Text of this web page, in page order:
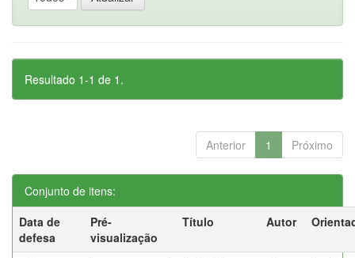
Resultado 1-1 de 1.
Anterior 1 Próximo
Conjunto de itens:
Data de
defesa
Pré-
visualização
Título Autor